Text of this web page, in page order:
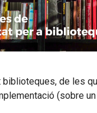
biblioteques, de les
(sobre